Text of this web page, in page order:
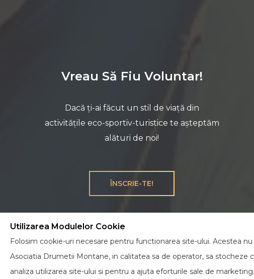
Vreau Să Fiu Voluntar!
Dacă ți-ai făcut un stil de viață din
activitățile eco-sportiv-turistice te așteptăm
alături de noi!
ÎNSCRIE-TE!
Utilizarea Modulelor Cookie
Folosim cookie-uri necesare pentru functionarea site-ului. Acestea
Asociatia Drumetii Montane, in calitatea sa de operator, sa
analiza utilizarea site-ului si pentru a ajuta eforturile sale de